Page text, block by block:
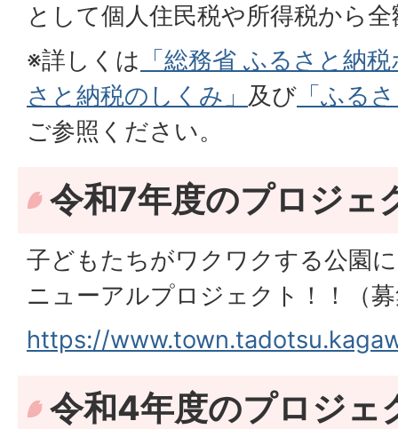
として個人住民税や所得税から
※詳しくは 「総務省 ふるさと納
さと納税のしくみ」 及び 「ふる
ご参照ください。
令和7年度のプロジェ
子どもたちがワクワクする公園
ニューアルプロジェクト！！（
https://
令和4年度のプロジェ